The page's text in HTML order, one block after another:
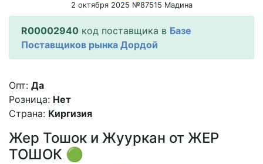
2 октября 2025 №87515 Мадина
R00002940 код поставщика в Базе
Поставщиков рынка Дордой
Опт: Да
Розница: Нет
Страна: Киргизия
Жер Тошок и Жууркан от ЖЕР
ТОШОК 🟢